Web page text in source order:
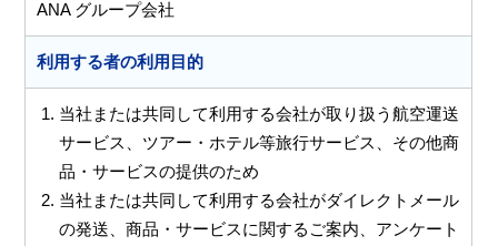
ANA グループ会社
利用する者の利用目的
当社または共同して利用する会社が取り扱う航空運送
サービス、ツアー・ホテル等旅行サービス、その他商
品・サービスの提供のため
当社または共同して利用する会社がダイレクトメール
の発送、商品・サービスに関するご案内、アンケート